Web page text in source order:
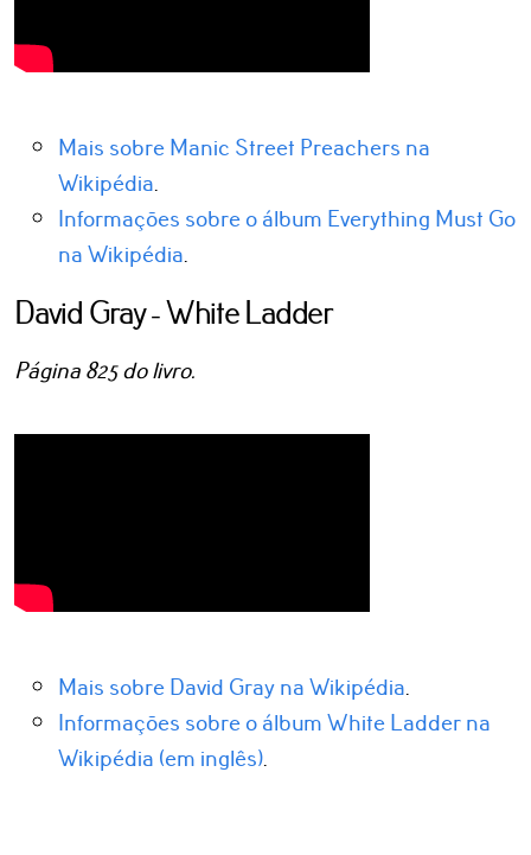
Mais sobre Manic Street Preachers na
Wikipédia
Informações sobre o álbum Everything Must Go
na Wikipédia
David Gray - White Ladder
Página 825 do livro.
Mais sobre David Gray na Wikipédia
Informações sobre o álbum White Ladder na
Wikipédia (em inglês)